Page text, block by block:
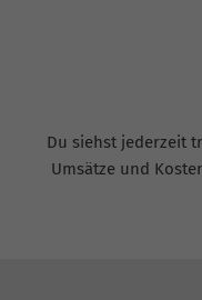
Du siehst jederzeit
Umsätze und